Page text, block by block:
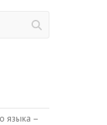
языка –